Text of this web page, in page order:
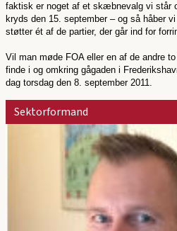
faktisk er noget af et skæbnevalg vi står
kryds den 15. september – og så håber
støtter ét af de partier, der går ind for
Vil man møde FOA eller en af de andre
finde i og omkring gågaden i
dag torsdag den 8. september 2011.
Sektorformand